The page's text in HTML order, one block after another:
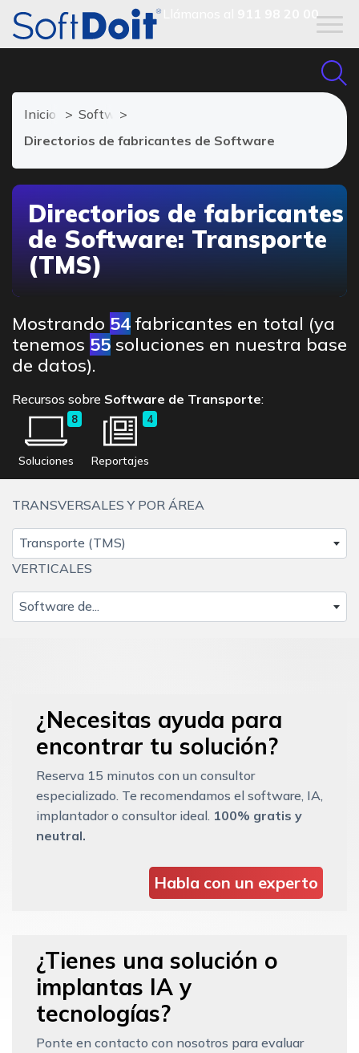
911 98 20 00
Inicio
Software de Transporte
Directorios de fabricantes de Software
Directorios de fabricantes
de Software: Transporte
(TMS)
Mostrando 54fabricantes en total (ya
tenemos 55 soluciones en nuestra base
de datos).
Recursos sobre Software de Transporte:
8
Soluciones
4
Reportajes
TRANSVERSALES Y POR ÁREA
Transporte (TMS)
VERTICALES
Software de...
¿Necesitas ayuda para
encontrar tu solución?
Reserva 15 minutos con un consultor
especializado. Te recomendamos el software, IA,
implantador o consultor ideal. 100% gratis y
neutral.
Habla con un experto
¿Tienes una solución o
implantas IA y
tecnologías?
Ponte en contacto con nosotros para evaluar